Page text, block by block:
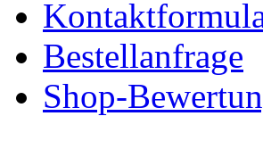
Bestellanfrage
Shop-